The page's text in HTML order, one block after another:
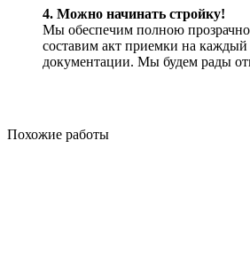
4. Можно начинать стройку!
Мы обеспечим полною
составим акт приемки на
документации. Мы будем рады
Похожие работы